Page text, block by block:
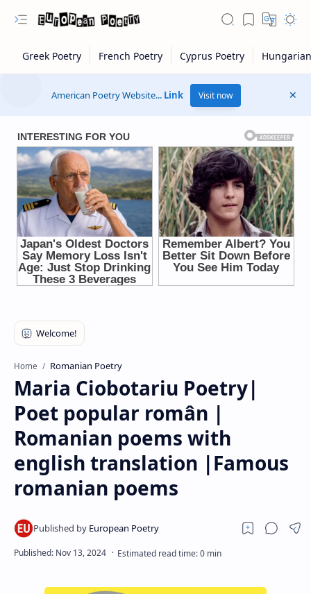
Rich Results Test
PageSpeed Insights
American Poetry Website... Link Visit now
Home Romanian Poetry
Maria Ciobotariu Poetry|
Poet popular român |
Romanian poems with
english translation |Famous
romanian poems